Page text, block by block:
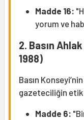
Madde 16:
yorum ve
2. Basın
1988)
Basın Konseyi’nin
gazeteciliğin etik
Madde 6: